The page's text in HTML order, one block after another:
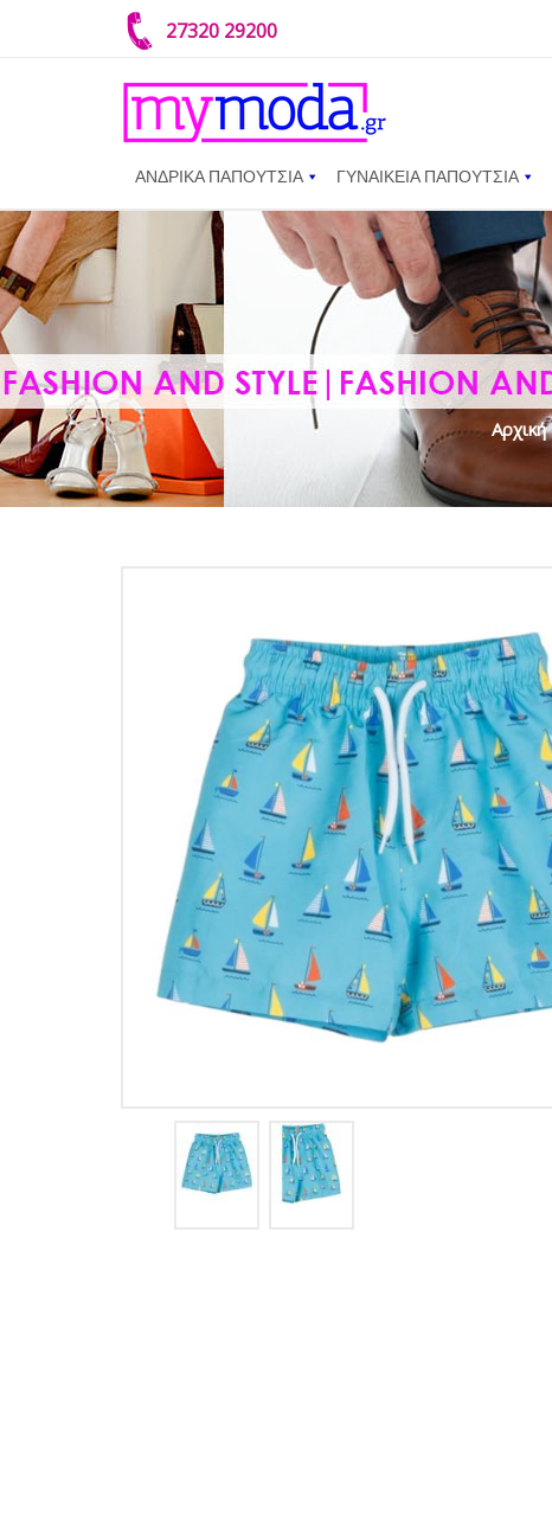
27320 29200
ΑΝΔΡΙΚΑ ΠΑΠΟΥΤΣΙΑ ΓΥΝΑΙΚΕΙΑ ΠΑΠΟΥΤΣΙΑ
Αρχική